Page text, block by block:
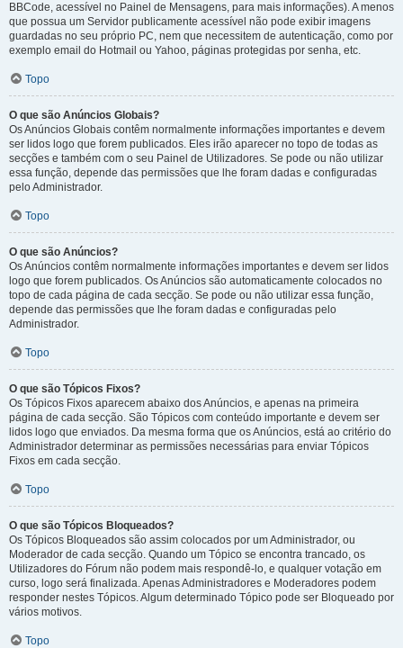
BBCode, acessível no Painel de Mensagens, para mais informações). A menos
que possua um Servidor publicamente acessível não pode exibir imagens
guardadas no seu próprio PC, nem que necessitem de autenticação, como por
exemplo email do Hotmail ou Yahoo, páginas protegidas por senha, etc.
Topo
O que são Anúncios Globais?
Os Anúncios Globais contêm normalmente informações importantes e devem
ser lidos logo que forem publicados. Eles irão aparecer no topo de todas as
secções e também com o seu Painel de Utilizadores. Se pode ou não utilizar
essa função, depende das permissões que lhe foram dadas e configuradas
pelo Administrador.
Topo
O que são Anúncios?
Os Anúncios contêm normalmente informações importantes e devem ser lidos
logo que forem publicados. Os Anúncios são automaticamente colocados no
topo de cada página de cada secção. Se pode ou não utilizar essa função,
depende das permissões que lhe foram dadas e configuradas pelo
Administrador.
Topo
O que são Tópicos Fixos?
Os Tópicos Fixos aparecem abaixo dos Anúncios, e apenas na primeira
página de cada secção. São Tópicos com conteúdo importante e devem ser
lidos logo que enviados. Da mesma forma que os Anúncios, está ao critério do
Administrador determinar as permissões necessárias para enviar Tópicos
Fixos em cada secção.
Topo
O que são Tópicos Bloqueados?
Os Tópicos Bloqueados são assim colocados por um Administrador, ou
Moderador de cada secção. Quando um Tópico se encontra trancado, os
Utilizadores do Fórum não podem mais respondê-lo, e qualquer votação em
curso, logo será finalizada. Apenas Administradores e Moderadores podem
responder nestes Tópicos. Algum determinado Tópico pode ser Bloqueado por
vários motivos.
Topo